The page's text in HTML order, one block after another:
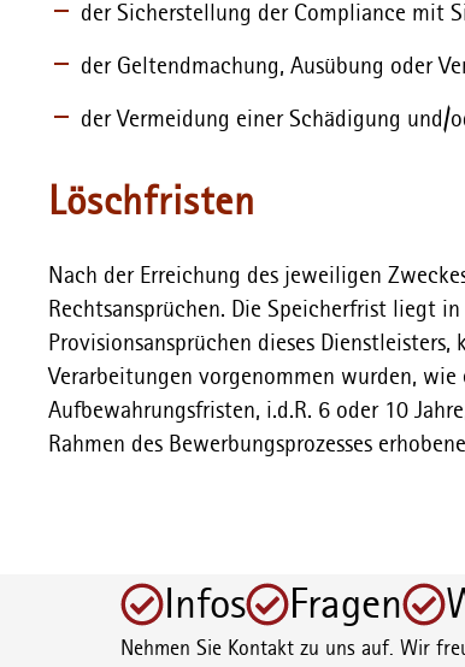
der Sicherstellung der Compliance mit
der Geltendmachung, Ausübung oder
der Vermeidung einer Schädigung und/
Löschfristen
Nach der Erreichung des jeweiligen
Rechtsansprüchen. Die Speicherfrist liegt
Provisionsansprüchen dieses
Verarbeitungen vorgenommen wurden,
Aufbewahrungsfristen, i.d.R. 6 oder 10
Rahmen des Bewerbungsprozesses
Infos Fragen
Nehmen Sie Kontakt zu uns auf. Wir